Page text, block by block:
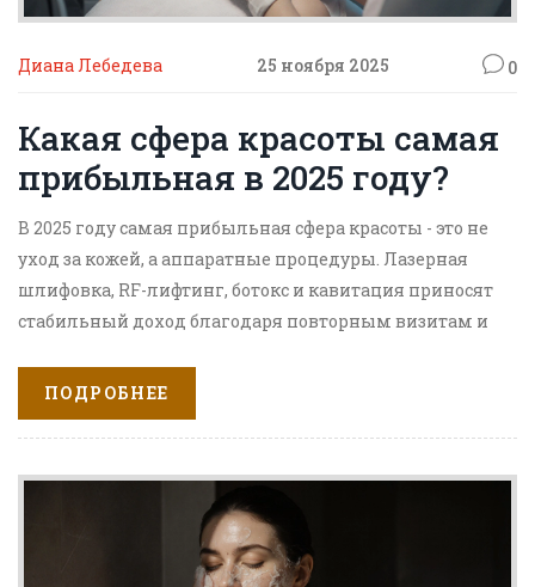
Диана Лебедева 25 ноября 2025 0
Какая сфера красоты самая
прибыльная в 2025 году?
В 2025 году самая прибыльная сфера красоты - это не
уход за кожей, а аппаратные процедуры. Лазерная
шлифовка, RF-лифтинг, ботокс и кавитация приносят
стабильный доход благодаря повторным визитам и
ПОДРОБНЕЕ